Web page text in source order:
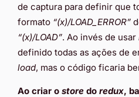
de captura para definir que
formato “(x)/LOAD_ERROR”
“(x)/LOAD”. Ao invés de usar
definido todas as ações de
load, mas o código ficaria
Ao criar o store do redux,